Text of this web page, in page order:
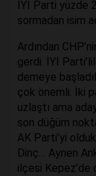
İYİ Parti yüzde
sormadan isim
Ardından
gerdi. İYİ
demeye
çok önemli. İki
uzlaştı ama
son düğüm
AK Parti’yi
Dinç… Aynen
ilçesi Kepez’de